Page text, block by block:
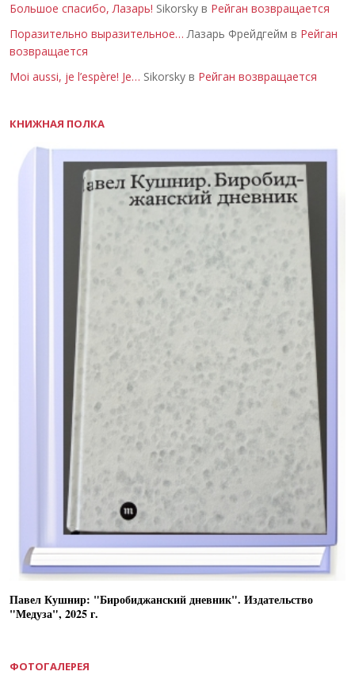
Большое спасибо, Лазарь! Sikorsky в Рейган возвращается
Поразительно выразительное… Лазарь Фрейдгейм в Рейган
возвращается
Moi aussi, je l’espère! Je… Sikorsky в Рейган возвращается
КНИЖНАЯ ПОЛКА
Павел Кушнир: "Биробиджанский дневник". Издательство
"Медуза", 2025 г.
ФОТОГАЛЕРЕЯ